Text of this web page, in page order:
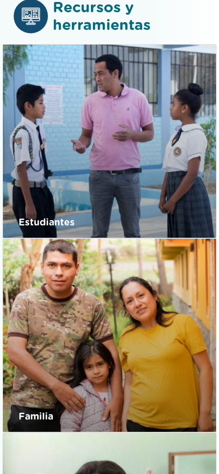
herramientas
Estudiantes
Familia